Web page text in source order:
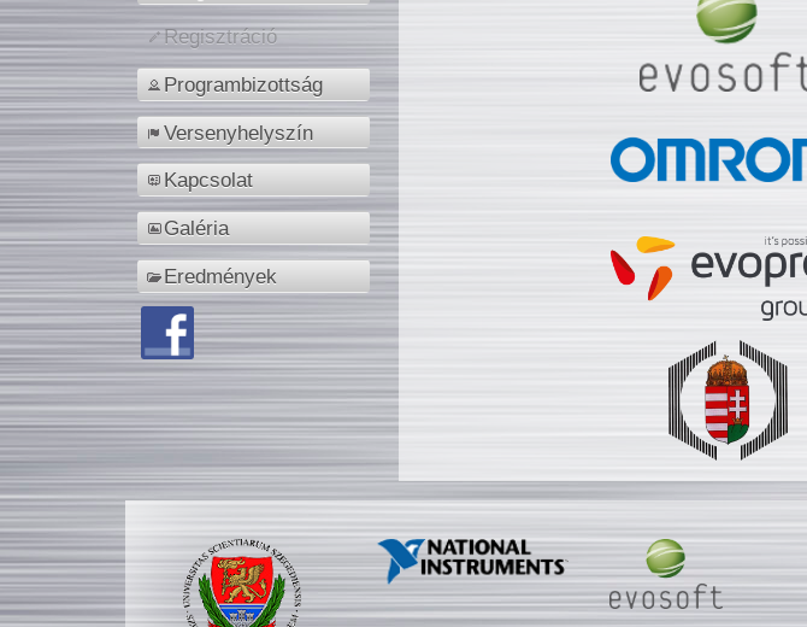
Regisztráció
Programbizottság
Versenyhelyszín
Kapcsolat
Galéria
Eredmények